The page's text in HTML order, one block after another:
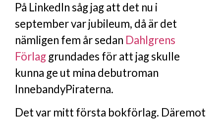
På LinkedIn såg jag att det nu i
september var jubileum, då är det
nämligen fem år sedan Dahlgrens
Förlag grundades för att jag skulle
kunna ge ut mina debutroman
InnebandyPiraterna.
Det var mitt första bokförlag. Däremot